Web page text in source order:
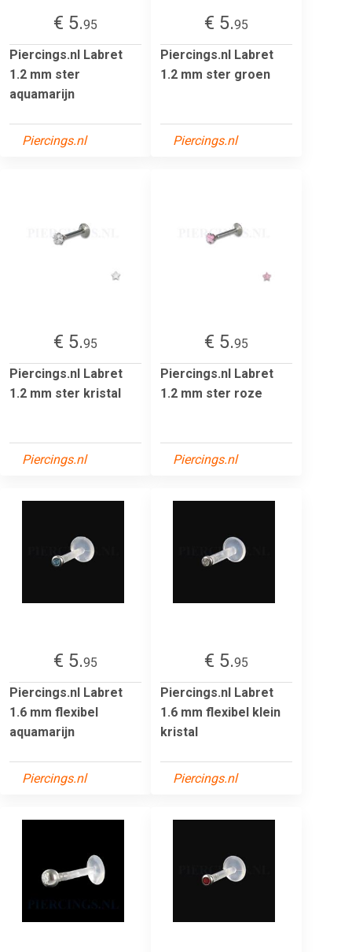
€ 5.95
Piercings.nl Labret
1.2 mm ster
aquamarijn
Piercings.nl
€ 5.95
Piercings.nl Labret
1.2 mm ster groen
Piercings.nl
€ 5.95
Piercings.nl Labret
1.2 mm ster kristal
Piercings.nl
€ 5.95
Piercings.nl Labret
1.2 mm ster roze
Piercings.nl
€ 5.95
Piercings.nl Labret
1.6 mm flexibel
aquamarijn
Piercings.nl
€ 5.95
Piercings.nl Labret
1.6 mm flexibel klein
kristal
Piercings.nl